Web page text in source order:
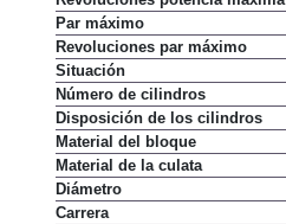
Par máximo
Revoluciones par máximo
Situación
Número de cilindros
Disposición de los cilindros
Material del bloque
Material de la culata
Diámetro
Carrera